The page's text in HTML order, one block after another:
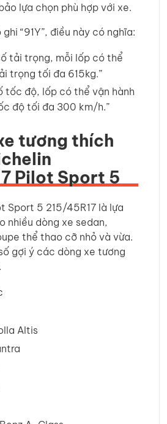
lựa chọn phù hợp với xe.
“91Y”, điều này có nghĩa:
tải trọng, mỗi lốp có thể
trọng tối đa 615kg.”
tốc độ, lốp có thể vận hành
độ tối đa 300 km/h.”
tương thích
Pilot Sport 5
Sport 5 215/45R17 là lựa
nhiều dòng xe sedan,
thể thao cỡ nhỏ và vừa.
gợi ý các dòng xe tương
Altis